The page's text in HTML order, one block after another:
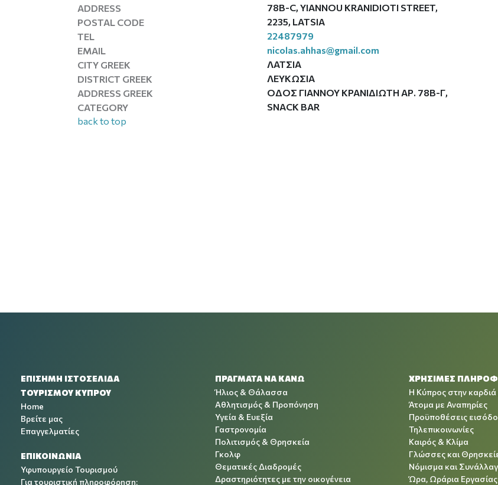
ADDRESS
78B-C, YIANNOU KRANIDIOTI STREET,
POSTAL CODE
2235, LATSIA
TEL
22487979
EMAIL
nicolas.ahhas@gmail.com
CITY GREEK
ΛΑΤΣΙΑ
DISTRICT GREEK
ΛΕΥΚΩΣΙΑ
ADDRESS GREEK
ΟΔΟΣ ΓΙΑΝΝΟΥ ΚΡΑΝΙΔΙΩΤΗ ΑΡ. 78Β-Γ,
CATEGORY
SNACK BAR
back to top
ΕΠΙΣΗΜΗ ΙΣΤΟΣΕΛΙΔΑ
ΤΟΥΡΙΣΜΟΥ ΚΥΠΡΟΥ
Home
Βρείτε μας
Επαγγελματίες
ΕΠΙΚΟΙΝΩΝΙΑ
Υφυπουργείο Τουρισμού
Για τουριστική πληροφόρηση:
ΠΡΑΓΜΑΤΑ ΝΑ ΚΑΝΩ
Ήλιος & Θάλασσα
Αθλητισμός & Προπόνηση
Υγεία & Ευεξία
Γαστρονομία
Πολιτισμός & Θρησκεία
Γκολφ
Θεματικές Διαδρομές
Δραστηριότητες με την οικογένεια
ΧΡΉΣΙΜΕΣ
Η Κύπρος στην καρδιά
Άτομα με Αναπηρίες
Προϋποθέσεις
Τηλεπικοινωνίες
Καιρός & Κλίμα
Γλώσσες και
Νόμισμα και
Ώρα, Ωράρια Εργασίας